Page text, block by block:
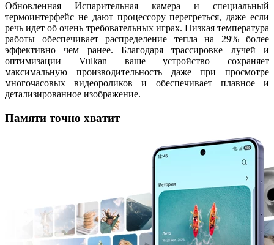
Обновленная Испарительная камера и специальный
термоинтерфейс не дают процессору перегреться, даже если
речь идет об очень требовательных играх. Низкая температура
работы обеспечивает распределение тепла на 29% более
эффективно чем ранее. Благодаря трассировке лучей и
оптимизации Vulkan ваше устройство сохраняет
максимальную производительность даже при просмотре
многочасовых видеороликов и обеспечивает плавное и
детализированное изображение.
Памяти точно хватит